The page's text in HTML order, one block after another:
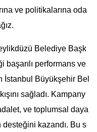
ve politikalarına oda
Belediye Başk
başarılı performans ve
İstanbul Büyükşehir Bel
sağladı. Kampany
ve toplumsal daya
desteğini kazandı. Bu s